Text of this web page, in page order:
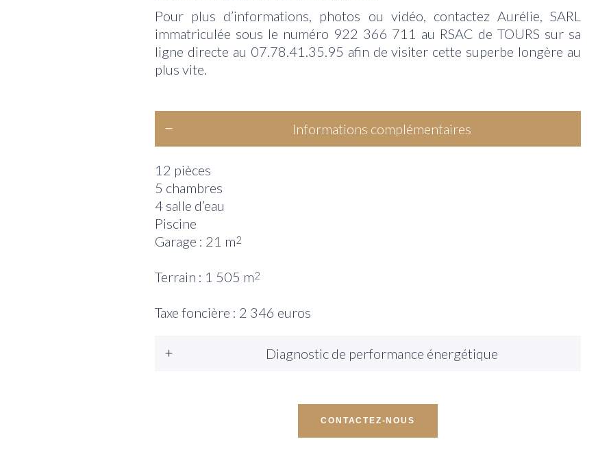
Pour plus d’informations, photos ou vidéo, contactez Aurélie, SARL
immatriculée sous le numéro 922 366 711 au RSAC de TOURS sur sa
ligne directe au 07.78.41.35.95 afin de visiter cette superbe longère au
plus vite.
Informations complémentaires
12 pièces
5 chambres
4 salle d’eau
Piscine
Garage : 21 m2
Terrain : 1 505 m2
Taxe foncière : 2 346 euros
Diagnostic de performance énergétique
CONTACTEZ-NOUS